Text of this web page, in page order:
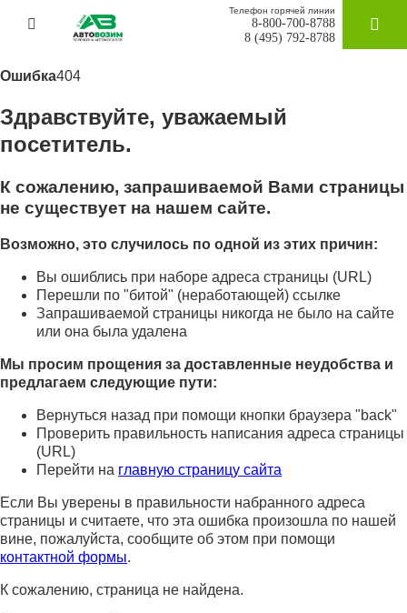
Телефон горячей линии
8-800-700-8788
8 (495) 792-8788
Ошибка404
Здравствуйте, уважаемый
посетитель.
К сожалению, запрашиваемой Вами страницы
не существует на нашем сайте.
Возможно, это случилось по одной из этих причин:
Вы ошиблись при наборе адреса страницы (URL)
Перешли по "битой" (неработающей) ссылке
Запрашиваемой страницы никогда не было на сайте
или она была удалена
Мы просим прощения за доставленные неудобства и
предлагаем следующие пути:
Вернуться назад при помощи кнопки браузера "back"
Проверить правильность написания адреса страницы
(URL)
Перейти на главную страницу сайта
Если Вы уверены в правильности набранного адреса
страницы и считаете, что эта ошибка произошла по нашей
вине, пожалуйста, сообщите об этом при помощи
контактной формы.
К сожалению, страница не найдена.